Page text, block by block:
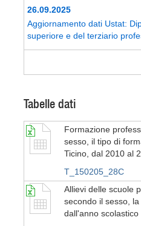
26.09.2025
Aggiornamento dati Ustat:
superiore e del terziario
Tabelle dati
Formazione
sesso, il tipo di
Ticino, dal 2010 al
T_150205_28C
Allievi delle scuole
secondo il sesso,
dall'anno